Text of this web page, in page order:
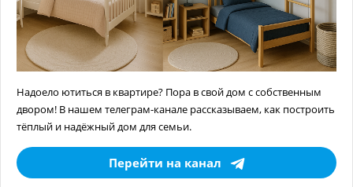
Надоело ютиться в квартире? Пора в свой дом с собственным
двором! В нашем телеграм-канале рассказываем, как построить
тёплый и надёжный дом для семьи.
Перейти на канал